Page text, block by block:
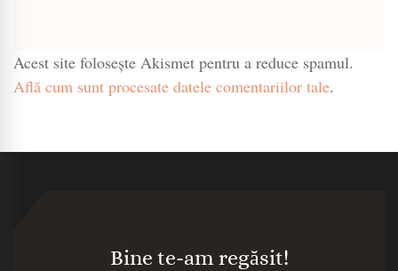
Acest site folosește Akismet pentru a reduce spamul.
Află cum sunt procesate datele comentariilor tale.
Bine te-am regăsit!